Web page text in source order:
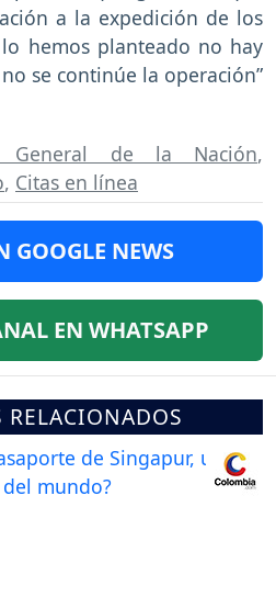
a la expedición de los
hemos planteado no hay
se continúe la operación”
General de la Nación,
, Citas en línea
GOOGLE NEWS
EN WHATSAPP
RELACIONADOS